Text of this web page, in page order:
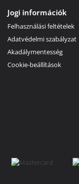
Jogi információk
Felhasználási feltételek
Adatvédelmi szabályzat
Akadálymentesség
Cookie-beállítások